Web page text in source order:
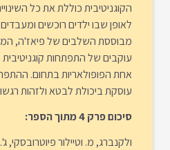
הקוגניטיבית כוללת את כל
לאופן שבו ילדים רוכשים
מבוססת השלבים של פיאז'ה,
עוקבים של התפתחות קוגניטיבית
אחת הפופולאריות בתחום.
עוסקת ביכולת לבטא ולזהות
סיכום פרק 4 מתוך הספר: